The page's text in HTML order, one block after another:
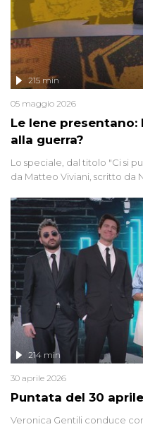
Le Iene
alla guerra?
215 min
05 maggio 2026
Lo speciale, dal titolo "Ci si
da Matteo Viviani, scritto da
di settore - su quanto la
Anche se l'Italia non è
contesto globale rende
lontano.
Puntata del 30 aprile
214 min
30 aprile 2026
Veronica Gentili conduce